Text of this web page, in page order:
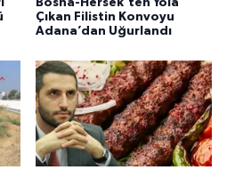
Bosna-Hersek’ten Yola
Çıkan Filistin Konvoyu
Adana’dan Uğurlandı